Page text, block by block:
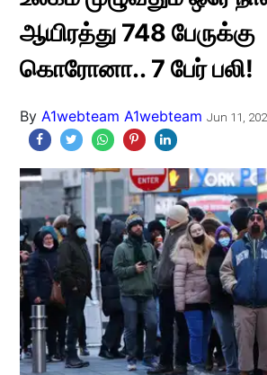
ஆயிரத்து 748 பேருக்கு
கொரோனா.. 7 பேர் பலி!
By A1webteam A1webteam Jun 11,